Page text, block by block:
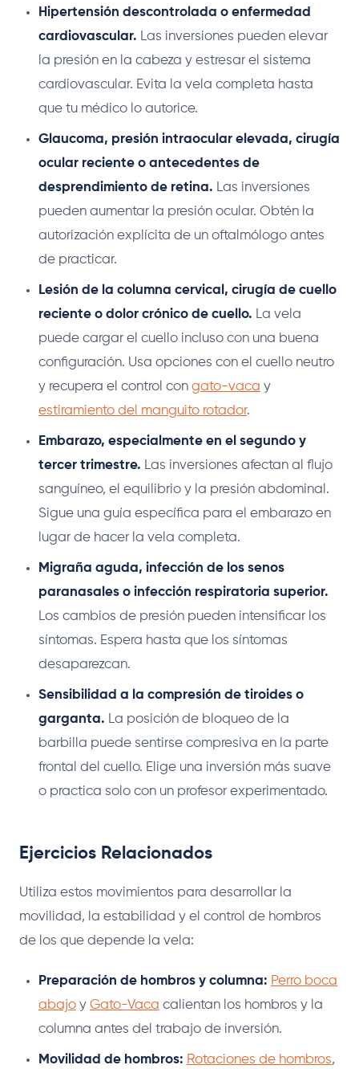
Hipertensión descontrolada o enfermedad
cardiovascular. Las inversiones pueden elevar
la presión en la cabeza y estresar el sistema
cardiovascular. Evita la vela completa hasta
que tu médico lo autorice.
Glaucoma, presión intraocular elevada, cirugía
ocular reciente o antecedentes de
desprendimiento de retina. Las inversiones
pueden aumentar la presión ocular. Obtén la
autorización explícita de un oftalmólogo antes
de practicar.
Lesión de la columna cervical, cirugía de cuello
reciente o dolor crónico de cuello. La vela
puede cargar el cuello incluso con una buena
configuración. Usa opciones con el cuello neutro
y recupera el control con gato-vaca y
estiramiento del manguito rotador.
Embarazo, especialmente en el segundo y
tercer trimestre. Las inversiones afectan al flujo
sanguíneo, el equilibrio y la presión abdominal.
Sigue una guía específica para el embarazo en
lugar de hacer la vela completa.
Migraña aguda, infección de los senos
paranasales o infección respiratoria superior.
Los cambios de presión pueden intensificar los
síntomas. Espera hasta que los síntomas
desaparezcan.
Sensibilidad a la compresión de tiroides o
garganta. La posición de bloqueo de la
barbilla puede sentirse compresiva en la parte
frontal del cuello. Elige una inversión más suave
o practica solo con un profesor experimentado.
Ejercicios Relacionados
Utiliza estos movimientos para desarrollar la
movilidad, la estabilidad y el control de hombros
de los que depende la vela:
Preparación de hombros y columna: Perro boca
abajo y Gato-Vaca calientan los hombros y la
columna antes del trabajo de inversión.
Movilidad de hombros: Rotaciones de hombros,